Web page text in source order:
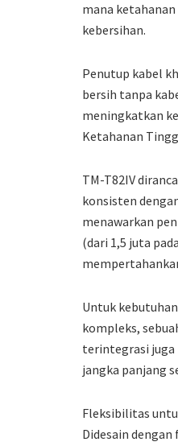
mana
kebersihan.
Penutup kabel
bersih tanpa
meningkatkan
Ketahanan
TM-T82IV
konsisten
menawarkan
(dari 1,5 juta
Untuk
kompleks,
terintegrasi juga
jangka panjang
Fleksibilitas
Didesain